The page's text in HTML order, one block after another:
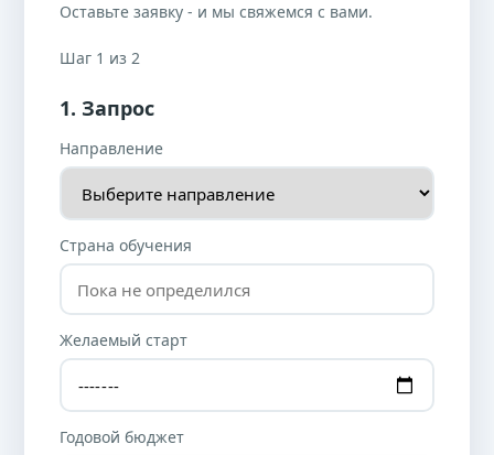
Оставьте заявку - и мы свяжемся с вами.
Шаг 1 из 2
1. Запрос
Направление
Страна обучения
Желаемый старт
Годовой бюджет